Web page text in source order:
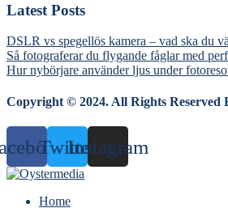
Latest Posts
DSLR vs spegellös kamera – vad ska du
Så fotograferar du flygande fåglar med
Hur nybörjare använder ljus under
Copyright © 2024. All Rights Reserved
TwitterInstagram
Home